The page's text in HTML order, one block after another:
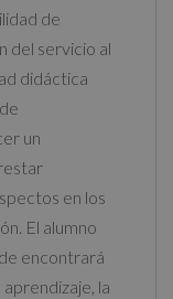
de
del servicio al
didáctica
un
en los
El alumno
encontrará
la